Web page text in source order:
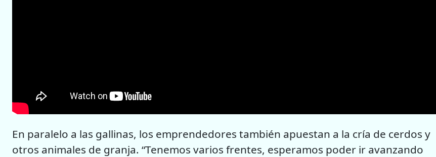
En paralelo a las gallinas, los emprendedores también apuestan a la cría de cerdos y
otros animales de granja. “Tenemos varios frentes, esperamos poder ir avanzando